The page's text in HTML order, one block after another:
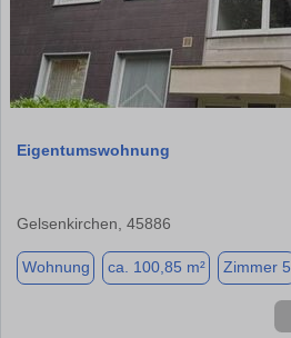
Eigentumswohnung
Gelsenkirchen, 45886
Wohnung ca. 100,85 m² Zimmer 5